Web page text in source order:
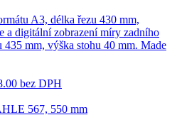
A3, délka řezu 430 mm,
a digitální zobrazení míry zadního
mm, výška stohu 40 mm. Made
bez DPH